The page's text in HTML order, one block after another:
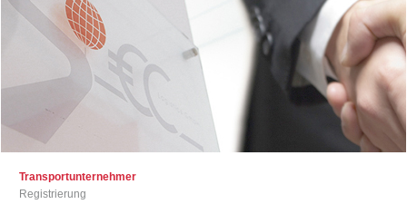
Transportunternehmer
Registrierung